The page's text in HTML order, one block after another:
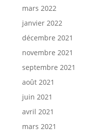
mars 2022
janvier 2022
décembre 2021
novembre 2021
septembre 2021
août 2021
juin 2021
avril 2021
mars 2021